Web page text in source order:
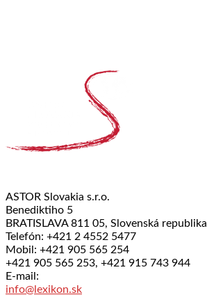
ASTOR Slovakia s.r.o.
Benediktiho 5
BRATISLAVA 811 05, Slovenská republika
Telefón: +421 2 4552 5477
Mobil: +421 905 565 254
+421 905 565 253, +421 915 743 944
E-mail:
info@lexikon.sk